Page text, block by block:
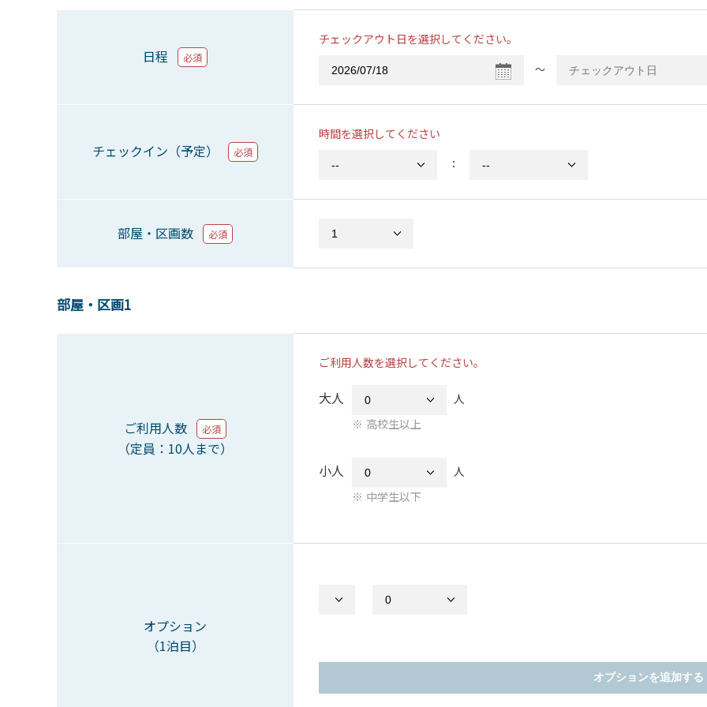
日程 必須
チェックアウト日を選択してください。
〜
チェックイン（予定） 必須
時間を選択してください
：
部屋・区画数 必須
部屋・区画1
ご利用人数 必須
（定員：10人まで）
ご利用人数を選択してください。
大人
人
高校生以上
小人
人
中学生以下
オプション
（1泊目）
オプションを追加する